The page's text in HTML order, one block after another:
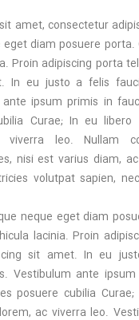
amet, consectetur
diam posuere
Proin adipiscing porta
In eu justo a felis
ipsum primis in
Curae; In eu libero
leo. Nullam
nisi est varius diam,
volutpat sapien,
neque eget diam
lacinia. Proin
sit amet. In eu
Vestibulum ante
posuere cubilia
ac viverra leo.